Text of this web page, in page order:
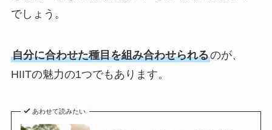
でしょう。
自分に合わせた種目を組み合わせられるのが、
HIITの魅力の1つでもあります。
あわせて読みたい